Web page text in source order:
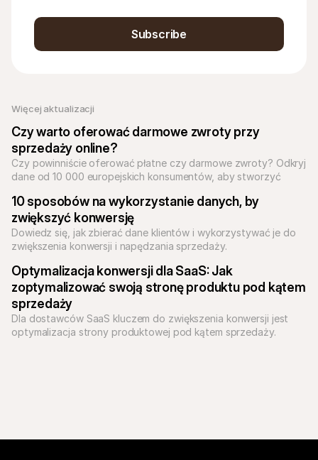
Więcej aktualizacji
Czy warto oferować darmowe zwroty przy
sprzedaży online?
Czy powinniście oferować płatne czy darmowe zwroty? Odkryj
dane od 10 000 europejskich konsumentów, aby stworzyć
10 sposobów na wykorzystanie danych, by
zwiększyć konwersję
Dowiedz się, jak zbierać dane klientów i wykorzystywać je do
zwiększenia konwersji i napędzania sprzedaży.
Optymalizacja konwersji dla SaaS: Jak
zoptymalizować swoją stronę produktu pod kątem
sprzedaży
Dla dostawców SaaS kluczem do zwiększenia konwersji jest
optymalizacja strony produktowej pod kątem sprzedaży.
Subscribe